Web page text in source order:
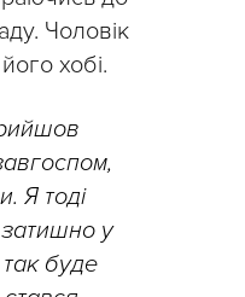
Чоловік
хобі.
Я тоді
затишно у
буде